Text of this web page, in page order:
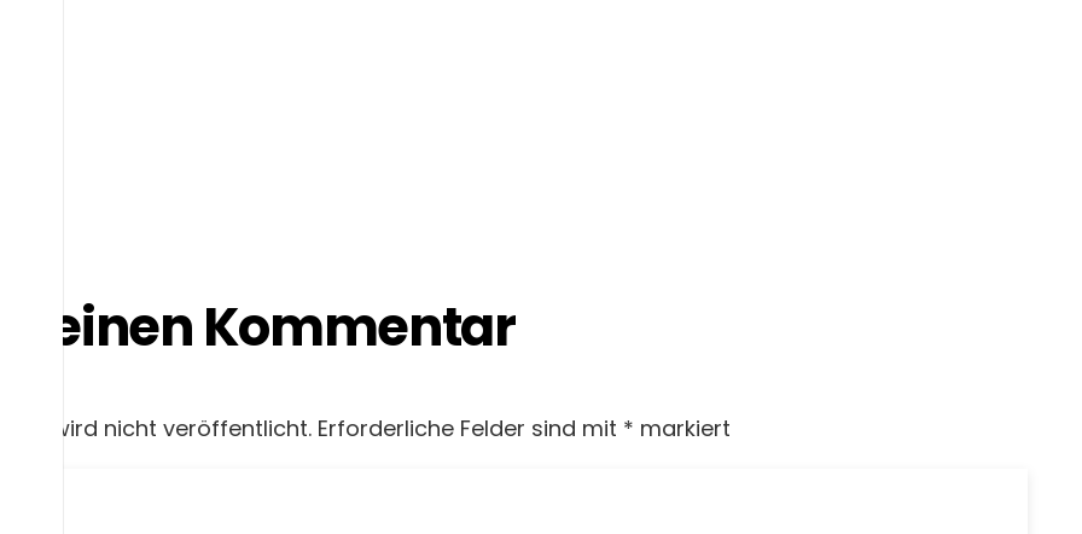
einen Kommentar
wird nicht veröffentlicht. Erforderliche Felder sind mit * markiert